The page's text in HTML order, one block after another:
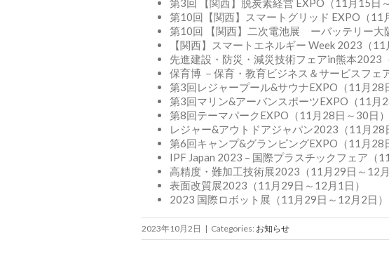
第3回 【関西】脱炭素経営 EXPO（11月15日
第10回【関西】スマートグリッド EXPO（11
第10回 【関西】二次電池展 ーバッテリー大
【関西】スマートエネルギー Week 2023（11
先進建設・防災・減災技術フェアin熊本2023
保育博 －保育・教育ビジネス＆サービスフェ
第3回レジャープール&サウナEXPO（11月28
第3回マリン&アーバンスポーツEXPO（11月
第8回テーマパークEXPO（11月28日～30日）
レジャー&アウトドアジャパン2023（11月28
第6回キャンプ&グランピングEXPO（11月28
IPF Japan 2023 – 国際プラスチックフェア（
高精度・難加工技術展2023（11月29日～12月
表面改質展2023（11月29日～12月1日）
2023 国際ロボット展（11月29日～12月2日）
2023年10月2日 | Categories: お知らせ